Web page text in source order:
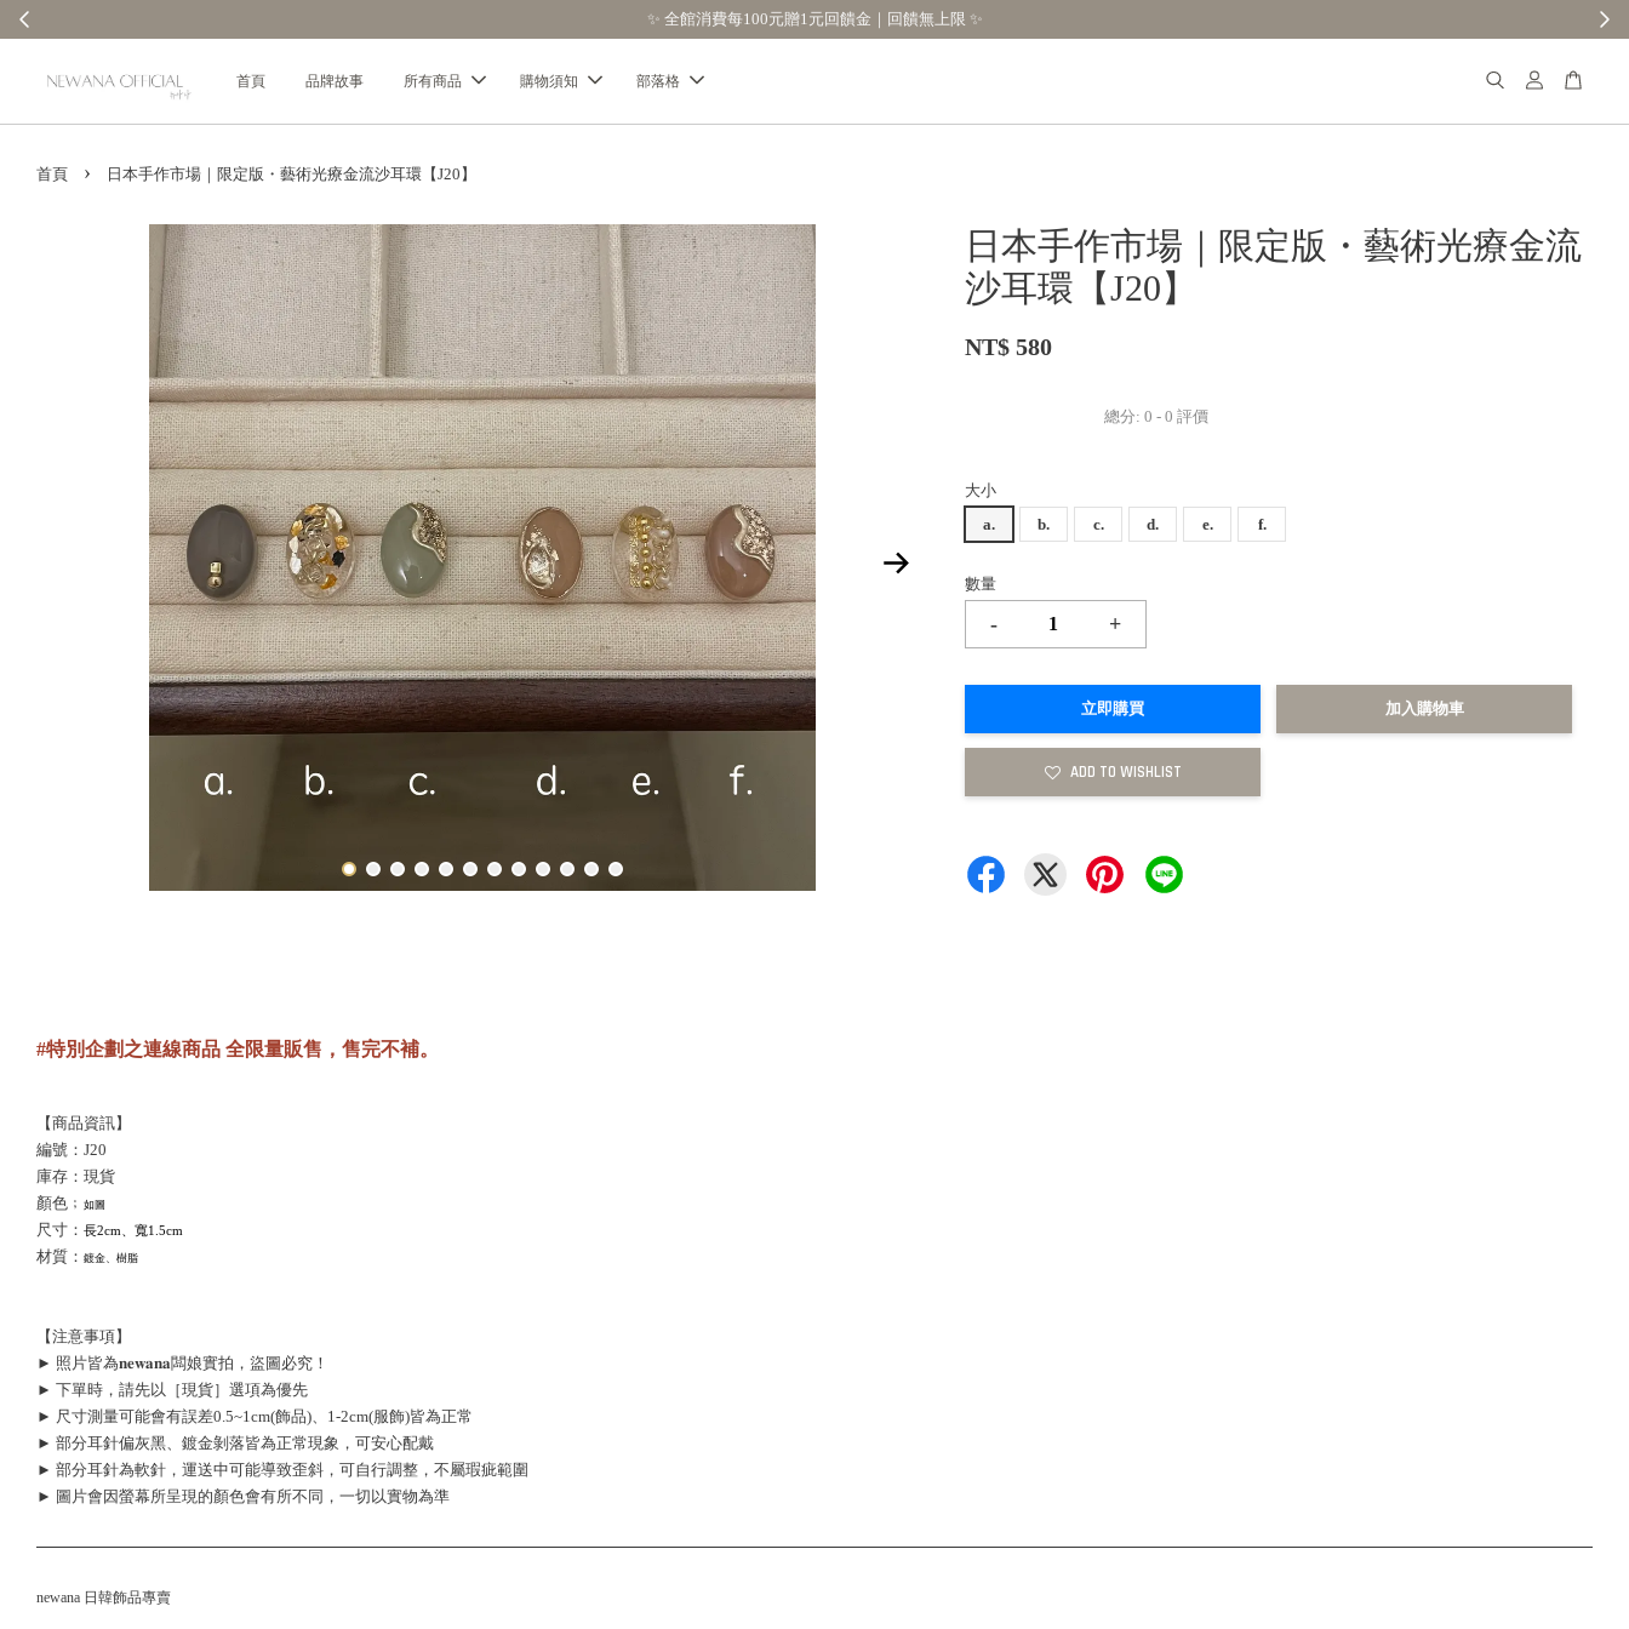
【分享購物評價💬】贈$30元購物金
首頁 品牌故事 所有商品 購物須知 部落格
首頁 › 日本手作市場｜限定版・藝術光療金流沙耳環【J20】
日本手作市場｜限定版・藝術光療金流
沙耳環【J20】
NT$ 580
總分:0 -0 評價
大小
a.
b. c. d. e. f.
數量
- +
立即購買 加入購物車
ADD TO WISHLIST
#特別企劃之連線商品 全限量販售，售完不補。
【商品資訊】
編號：J20
庫存：現貨
顏色﹔ 如圖
尺寸： 長2cm、寬1.5cm
材質： 鍍金、樹脂
【注意事項】
► 照片皆為𝐧𝐞𝐰𝐚𝐧𝐚闆娘實拍，盜圖必究！
► 下單時，請先以［現貨］選項為優先
► 尺寸測量可能會有誤差0.5~1cm(飾品)、1-2cm(服飾)皆為正常
► 部分耳針偏灰黑、鍍金剝落皆為正常現象，可安心配戴
► 部分耳針為軟針，運送中可能導致歪斜，可自行調整，不屬瑕疵範圍
► 圖片會因螢幕所呈現的顏色會有所不同，一切以實物為準
newana 日韓飾品專賣